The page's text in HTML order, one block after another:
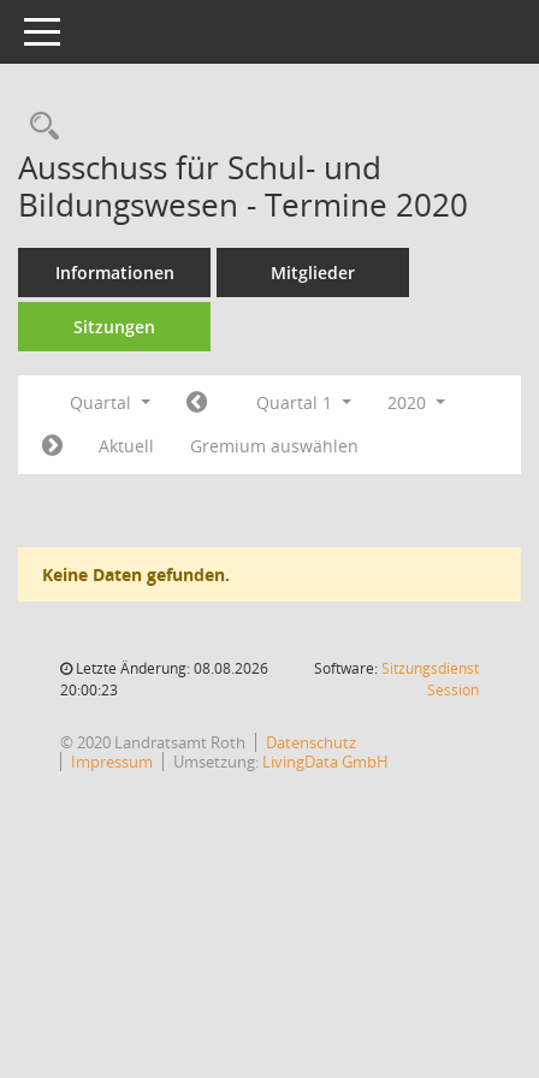
Toggle navigation
Rechercheauswahl
Ausschuss für Schul- und
Bildungswesen - Termine 2020
Informationen Mitglieder
Sitzungen
Quartal Quartal 1
2020
Aktuell
Gremium auswählen
Keine Daten gefunden.
Letzte Änderung: 08.08.2026
20:00:23
Software:Sitzungsdienst
Session(Wird in
© 2020 Landratsamt Roth
Datenschutz
Impressum
Umsetzung: LivingData GmbH